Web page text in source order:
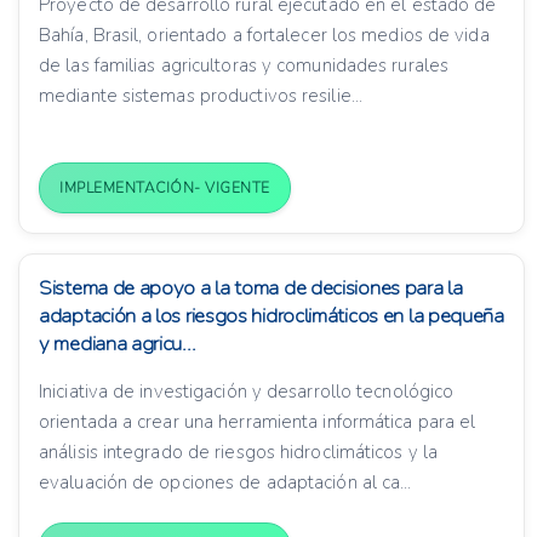
Proyecto de desarrollo rural ejecutado en el estado de
Bahía, Brasil, orientado a fortalecer los medios de vida
de las familias agricultoras y comunidades rurales
mediante sistemas productivos resilie...
IMPLEMENTACIÓN- VIGENTE
Sistema de apoyo a la toma de decisiones para la
adaptación a los riesgos hidroclimáticos en la pequeña
y mediana agricu...
Iniciativa de investigación y desarrollo tecnológico
orientada a crear una herramienta informática para el
análisis integrado de riesgos hidroclimáticos y la
evaluación de opciones de adaptación al ca...